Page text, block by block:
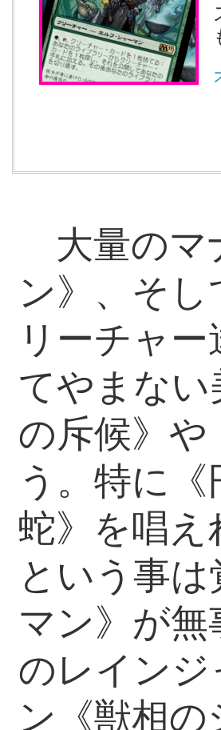
大量のマ
ン》、そ
リーチャ
てやまな
の斥候》
う。特に
蛇》を唱
という事
マン》が
のレイン
ン《獣相